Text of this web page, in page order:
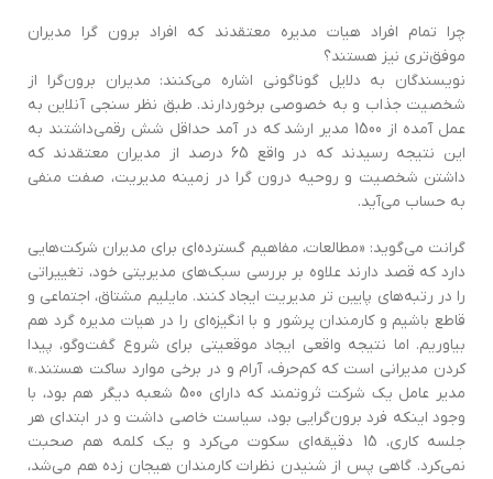
چرا تمام افراد هیات مدیره معتقدند که افراد برون گرا مدیران
موفق‌تری نیز هستند؟
نویسندگان به دلایل گوناگونی اشاره می‌کنند‌: مديران برون‌گرا از
شخصیت جذاب و به خصوصی برخوردارند‌. طبق نظر سنجی آنلاین به
عمل آمده از 1500 مدیر ارشد که در آمد حداقل شش رقمي‌داشتند به‌
اين نتیجه رسیدند که در واقع 65 درصد از مدیران معتقدند که
داشتن شخصیت و روحیه درون گرا در زمینه مدیریت‌، صفت منفی
به حساب می‌آيد.
گرانت می‌گوید: «مطالعات، مفاهیم گسترده‌اي برای مدیران شرکت‌هایی
دارد که قصد دارند علاوه بر بررسی سبک‌های مدیریتی خود، تغییراتی
را در رتبه‌های پایین تر مدیریت ‌ايجاد کنند. مایلیم مشتاق‌، اجتماعی و
قاطع باشیم و کارمندان پرشور و با انگیزه‌اي را در هیات مدیره گرد هم
بیاوریم‌. اما نتيجه واقعی ‌ايجاد موقعیتی برای شروع گفت‌وگو، پيدا
كردن مدیرانی است که کم‌حرف‌، آرام و در برخی موارد ساکت هستند.»
مدیر عامل یک شرکت ثروتمند که دارای 500 شعبه دیگر هم بود‌، با
وجود ‌اينکه فرد برون‌گرایی بود، سیاست خاصی داشت و در ابتدای هر
جلسه کاری‌، 15 دقیقه‌اي سکوت می‌کرد و یک کلمه هم صحبت
نمی‌کرد‌. گاهی پس از شنیدن نظرات کارمندان هیجان زده هم می‌شد،